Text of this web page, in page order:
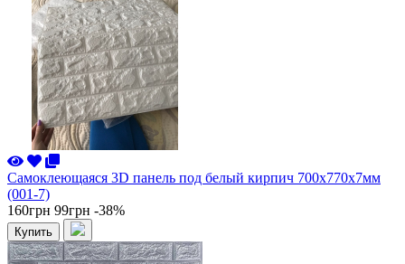
Самоклеющаяся 3D панель под белый кирпич 700x770x7мм
(001-7)
160грн 99грн -38%
Купить